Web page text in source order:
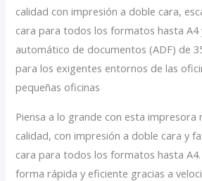
calidad con impresión a doble cara,
cara para todos los formatos hasta A4
automático de documentos (ADF) de
para los exigentes entornos de las
pequeñas oficinas
Piensa a lo grande con esta impresora
calidad, con impresión a doble cara y
cara para todos los formatos hasta A4.
forma rápida y eficiente gracias a